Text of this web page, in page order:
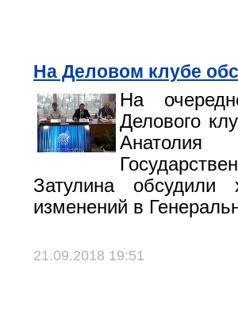
На Деловом клубе
На
Делового
Затулина
изменений в
21.09.2018 19:51